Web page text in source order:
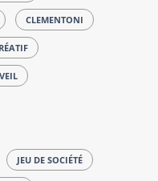
CLEMENTONI
JEU DE SOCIÉTÉ